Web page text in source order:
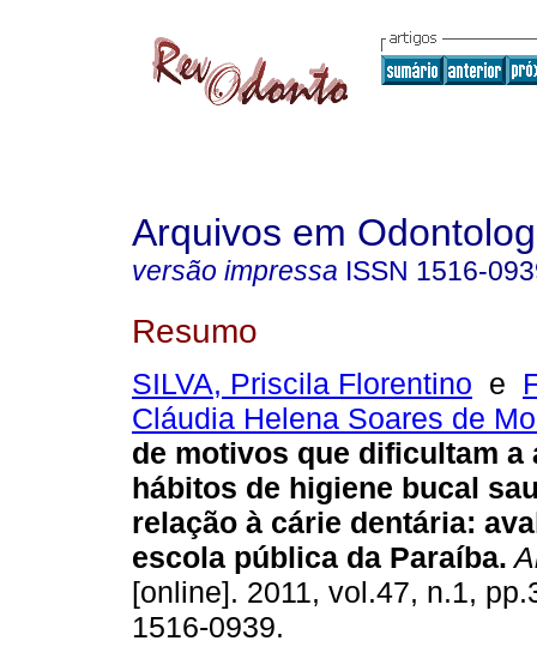
Arquivos em
versão impressa ISSN 1516-
Resumo
SILVA, Priscila Florentino e
Cláudia Helena Soares de
de motivos que dificultam a
hábitos de higiene bucal
relação à cárie dentária:
escola pública da Paraíba.
[online]. 2011, vol.47, n.1,
1516-0939.